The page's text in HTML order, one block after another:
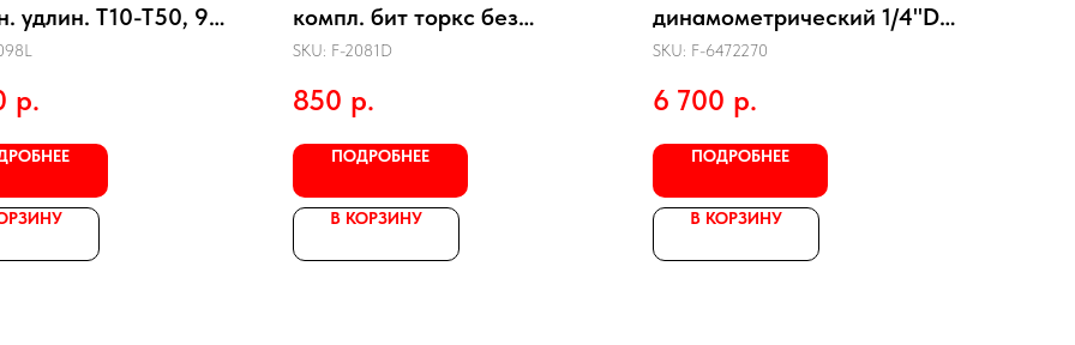
удлин. Т10-Т50, 9
р.
компл. бит торкс без
отверст. 8пр.
SKU: F-2081D
850 р.
ПОДРОБНЕЕ
В КОРЗИНУ
динамометрический 1/4"DR
5-25 N-М
SKU: F-6472270
6 700 р.
ПОДРОБНЕЕ
В КОРЗИНУ